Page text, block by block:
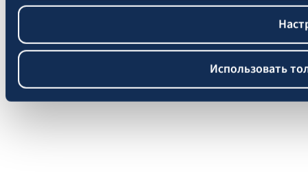
Использовать